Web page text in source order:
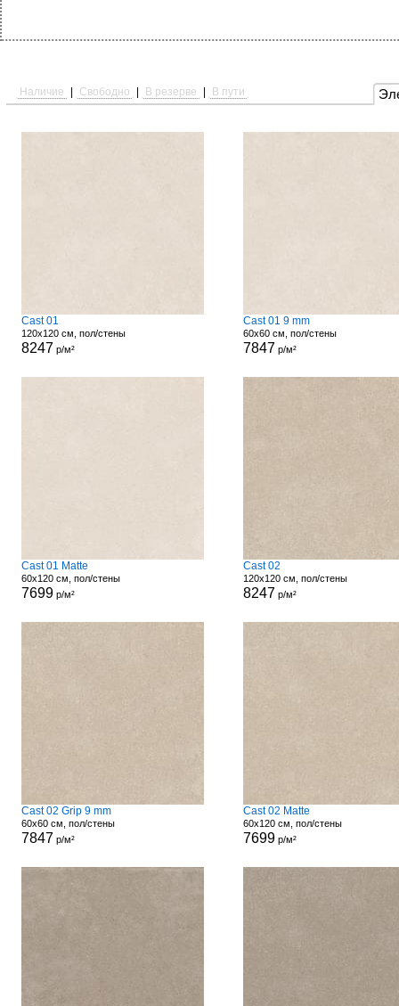
Наличие Свободно В резерве В пути
Cast 01
120x120 см, пол/стены
8247 р/м²
Cast 01 9 mm
60x60 см, пол/стены
7847 р/м²
Cast 01 Matte
60x120 см, пол/стены
7699р/м²
Cast 02
120x120 см, пол/стены
8247 р/м²
Cast 02 Grip 9 mm
60x60 см, пол/стены
7847 р/м²
Cast 02 Matte
60x120 см, пол/стены
7699р/м²